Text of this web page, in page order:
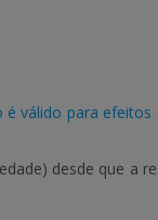
válido para efeitos
desde que a